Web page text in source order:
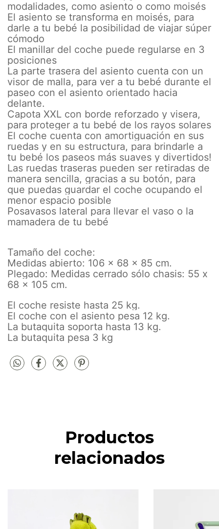
modalidades, como asiento o como moisés
El asiento se transforma en moisés, para
darle a tu bebé la posibilidad de viajar súper
cómodo
El manillar del coche puede regularse en 3
posiciones
La parte trasera del asiento cuenta con un
visor de malla, para ver a tu bebé durante el
paseo con el asiento orientado hacia
delante.
Capota XXL con borde reforzado y visera,
para proteger a tu bebé de los rayos solares
El coche cuenta con amortiguación en sus
ruedas y en su estructura, para brindarle a
tu bebé los paseos más suaves y divertidos!
Las ruedas traseras pueden ser retiradas de
manera sencilla, gracias a su botón, para
que puedas guardar el coche ocupando el
menor espacio posible
Posavasos lateral para llevar el vaso o la
mamadera de tu bebé
Tamaño del coche:
Medidas abierto: 106 x 68 x 85 cm.
Plegado: Medidas cerrado sólo chasis: 55 x
68 x 105 cm.
El coche resiste hasta 25 kg.
El coche con el asiento pesa 12 kg.
La butaquita soporta hasta 13 kg.
La butaquita pesa 3 kg
Productos
relacionados